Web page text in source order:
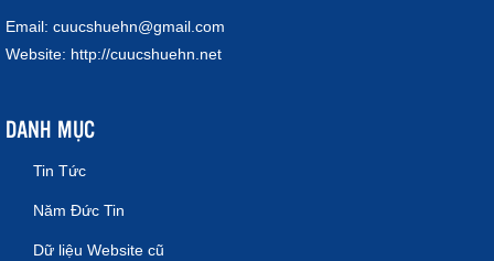
Email: cuucshuehn@gmail.com
Website: http://cuucshuehn.net
DANH MỤC
Tin Tức
Năm Đức Tin
Dữ liệu Website cũ